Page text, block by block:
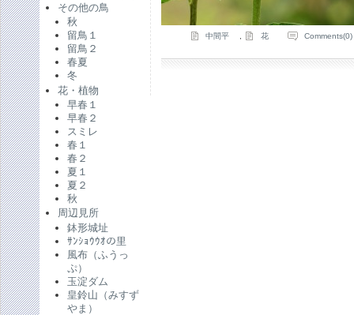
その他の鳥
秋
留鳥１
留鳥２
春夏
冬
花・植物
早春１
早春２
スミレ
春１
春２
夏１
夏２
秋
周辺見所
鉢形城址
ｻﾝｼｮｳｳｵの里
風布（ふうっ
ぷ）
玉淀ダム
皇鈴山（みすず
やま）
中間平 , 花 Comments(0)